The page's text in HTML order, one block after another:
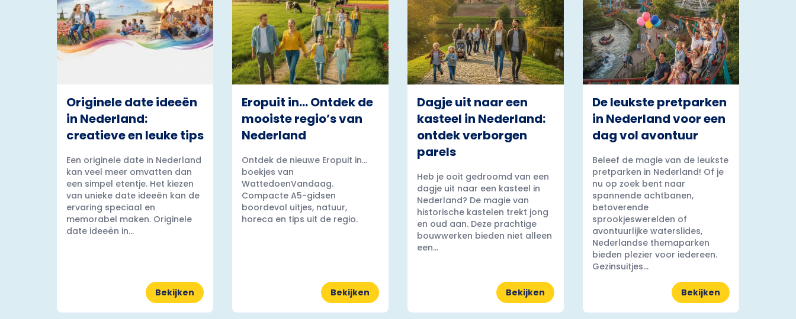
Originele date ideeën
in Nederland:
creatieve en leuke tips
Een originele date in Nederland
kan veel meer omvatten dan
een simpel etentje. Het kiezen
van unieke date ideeën kan de
ervaring speciaal en
memorabel maken. Originele
date ideeën in...
Bekijken
Eropuit in… Ontdek de
mooiste regio’s van
Nederland
Ontdek de nieuwe Eropuit in...
boekjes van
WattedoenVandaag.
Compacte A5-gidsen
boordevol uitjes, natuur,
horeca en tips uit de regio.
Bekijken
Dagje uit naar een
kasteel in Nederland:
ontdek verborgen
parels
Heb je ooit gedroomd van een
dagje uit naar een kasteel in
Nederland? De magie van
historische kastelen trekt jong
en oud aan. Deze prachtige
bouwwerken bieden niet alleen
een...
Bekijken
De leukste pretparken
in Nederland voor een
dag vol avontuur
Beleef de magie van de leukste
pretparken in Nederland! Of je
nu op zoek bent naar
spannende achtbanen,
betoverende
sprookjeswerelden of
avontuurlijke waterslides,
Nederlandse themaparken
bieden plezier voor iedereen.
Gezinsuitjes...
Bekijken